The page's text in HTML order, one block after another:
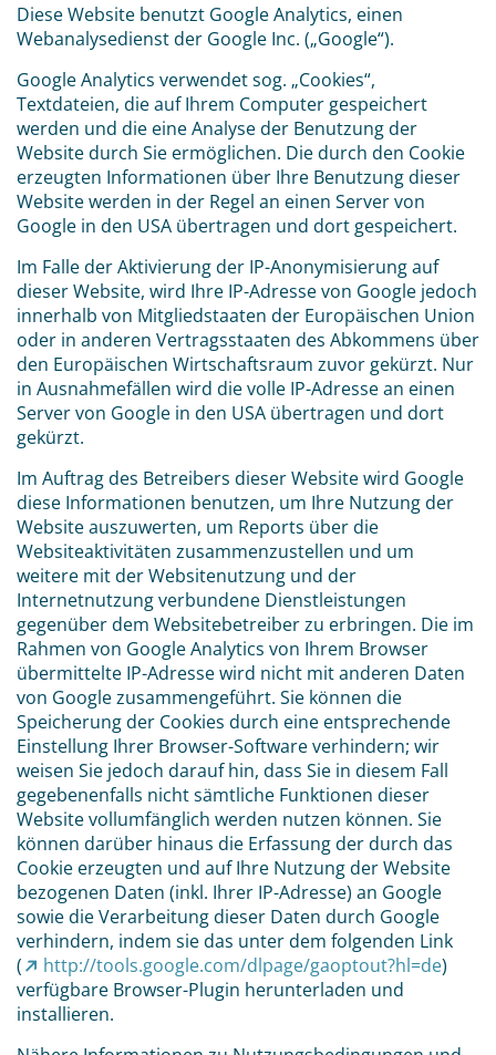
Diese Website benutzt Google Analytics, einen
Webanalysedienst der Google Inc. („Google“).
Google Analytics verwendet sog. „Cookies“,
Textdateien, die auf Ihrem Computer gespeichert
werden und die eine Analyse der Benutzung der
Website durch Sie ermöglichen. Die durch den Cookie
erzeugten Informationen über Ihre Benutzung dieser
Website werden in der Regel an einen Server von
Google in den USA übertragen und dort gespeichert.
Im Falle der Aktivierung der IP-Anonymisierung auf
dieser Website, wird Ihre IP-Adresse von Google jedoch
innerhalb von Mitgliedstaaten der Europäischen Union
oder in anderen Vertragsstaaten des Abkommens über
den Europäischen Wirtschaftsraum zuvor gekürzt. Nur
in Ausnahmefällen wird die volle IP-Adresse an einen
Server von Google in den USA übertragen und dort
gekürzt.
Im Auftrag des Betreibers dieser Website wird Google
diese Informationen benutzen, um Ihre Nutzung der
Website auszuwerten, um Reports über die
Websiteaktivitäten zusammenzustellen und um
weitere mit der Websitenutzung und der
Internetnutzung verbundene Dienstleistungen
gegenüber dem Websitebetreiber zu erbringen. Die im
Rahmen von Google Analytics von Ihrem Browser
übermittelte IP-Adresse wird nicht mit anderen Daten
von Google zusammengeführt. Sie können die
Speicherung der Cookies durch eine entsprechende
Einstellung Ihrer Browser-Software verhindern; wir
weisen Sie jedoch darauf hin, dass Sie in diesem Fall
gegebenenfalls nicht sämtliche Funktionen dieser
Website vollumfänglich werden nutzen können. Sie
können darüber hinaus die Erfassung der durch das
Cookie erzeugten und auf Ihre Nutzung der Website
bezogenen Daten (inkl. Ihrer IP-Adresse) an Google
sowie die Verarbeitung dieser Daten durch Google
verhindern, indem sie das unter dem folgenden Link
(
http://tools.google.com/dlpage/gaoptout?hl=de)
verfügbare Browser-Plugin herunterladen und
installieren.